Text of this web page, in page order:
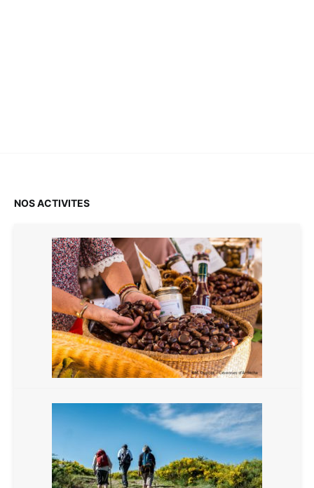
NOS ACTIVITES